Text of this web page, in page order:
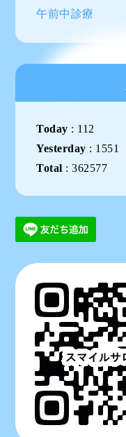
午前中診療
Today : 112
Yesterday : 1551
Total :362577